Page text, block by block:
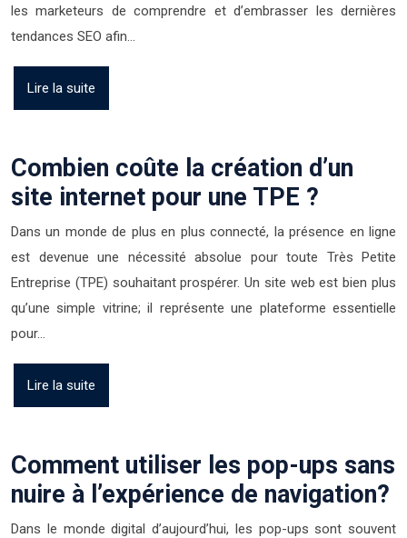
les marketeurs de comprendre et d’embrasser les dernières
tendances SEO afin…
Lire la suite
Combien coûte la création d’un
site internet pour une TPE ?
Dans un monde de plus en plus connecté, la présence en ligne
est devenue une nécessité absolue pour toute Très Petite
Entreprise (TPE) souhaitant prospérer. Un site web est bien plus
qu’une simple vitrine; il représente une plateforme essentielle
pour…
Lire la suite
Comment utiliser les pop-ups sans
nuire à l’expérience de navigation?
Dans le monde digital d’aujourd’hui, les pop-ups sont souvent